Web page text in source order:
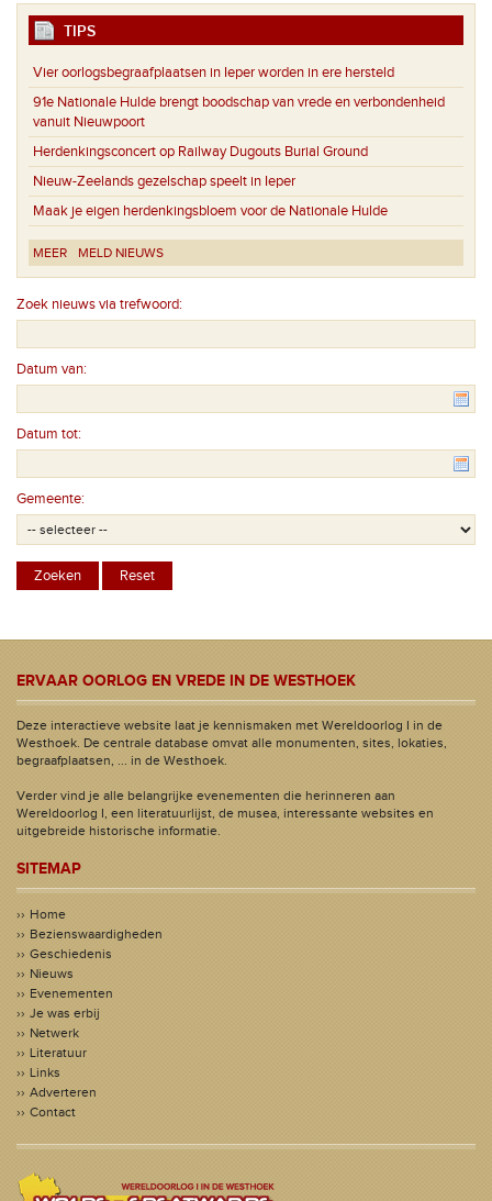
TIPS
Vier oorlogsbegraafplaatsen in Ieper worden in ere hersteld
91e Nationale Hulde brengt boodschap van vrede en verbondenheid
vanuit Nieuwpoort
Herdenkingsconcert op Railway Dugouts Burial Ground
Nieuw-Zeelands gezelschap speelt in Ieper
Maak je eigen herdenkingsbloem voor de Nationale Hulde
MEER MELD NIEUWS
Zoek nieuws via trefwoord:
Datum van:
Datum tot:
Gemeente:
ERVAAR OORLOG EN VREDE IN DE WESTHOEK
Deze interactieve website laat je kennismaken met Wereldoorlog I in de
Westhoek. De centrale database omvat alle monumenten, sites, lokaties,
begraafplaatsen, ... in de Westhoek.
Verder vind je alle belangrijke evenementen die herinneren aan
Wereldoorlog I, een literatuurlijst, de musea, interessante websites en
uitgebreide historische informatie.
SITEMAP
Home
Bezienswaardigheden
Geschiedenis
Nieuws
Evenementen
Je was erbij
Netwerk
Literatuur
Links
Adverteren
Contact